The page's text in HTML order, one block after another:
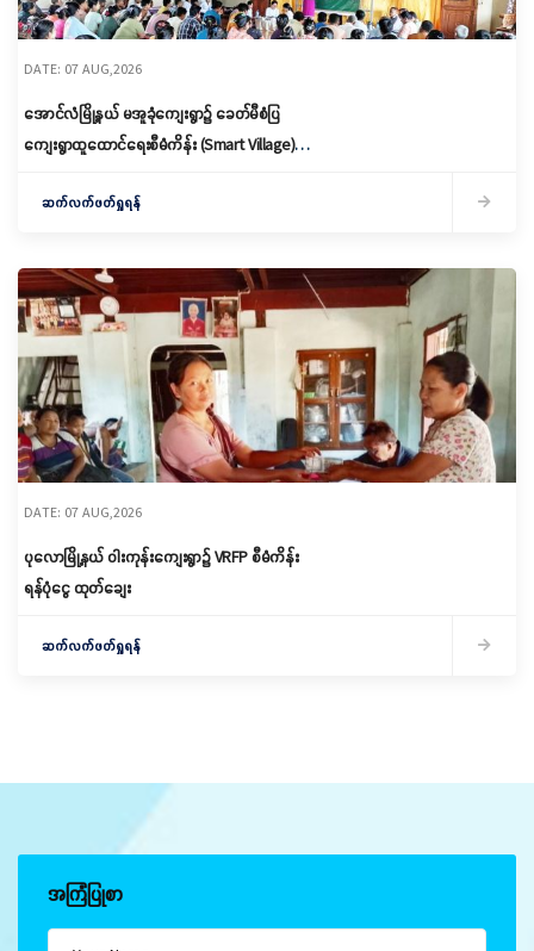
DATE: 07 AUG,2026
အောင်လံမြို့နယ် မအူခုံကျေးရွာ၌ ခေတ်မီစံပြ
ကျေးရွာထူထောင်ရေးစီမံကိန်း (Smart Village)
ဆက်လက်ဖတ်ရှုရန်
DATE: 07 AUG,2026
ပုလောမြို့နယ် ဝါးကုန်းကျေးရွာ၌ ‌VRFP စီမံကိန်း
ရန်ပုံငွေ ထုတ်ချေး
ဆက်လက်ဖတ်ရှုရန်
အကြံပြုစာ